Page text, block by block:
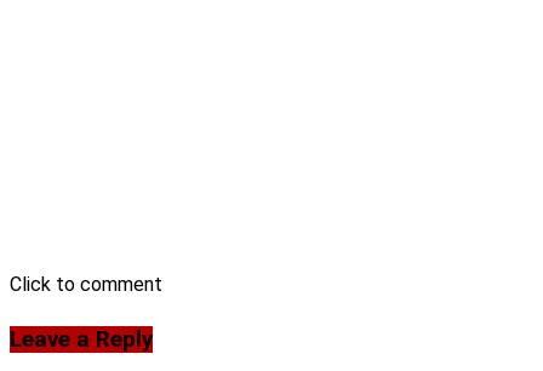
Click to comment
Leave a Reply